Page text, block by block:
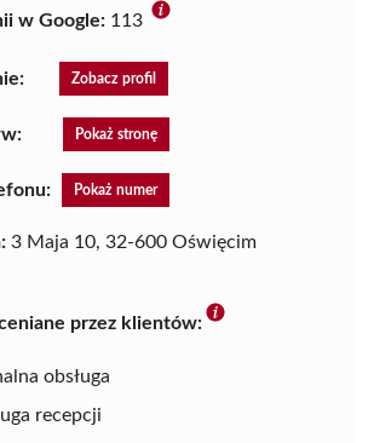
w Google: 113
Zobacz profil
Pokaż stronę
Pokaż numer
3 Maja 10, 32-600 Oświęcim
przez klientów:
obsługa
recepcji